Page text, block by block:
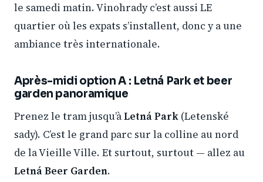
le samedi matin. Vinohrady c’est aussi LE
quartier où les expats s’installent, donc y a une
ambiance très internationale.
Après-midi option A : Letná Park et beer
garden panoramique
Prenez le tram jusqu’àLetná Park (Letenské
sady). C’est le grand parc sur la colline au nord
de la Vieille Ville. Et surtout, surtout — allez au
Letná Beer Garden.